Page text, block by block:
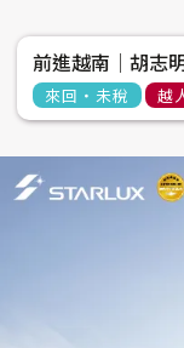
前進越南│胡志
來回‧未稅 越